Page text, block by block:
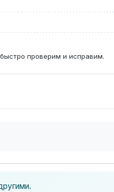
проверим и исправим.